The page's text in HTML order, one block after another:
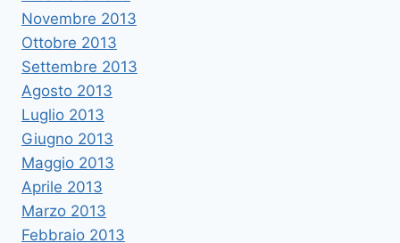
Novembre 2013
Ottobre 2013
Settembre 2013
Agosto 2013
Luglio 2013
Giugno 2013
Maggio 2013
Aprile 2013
Marzo 2013
Febbraio 2013